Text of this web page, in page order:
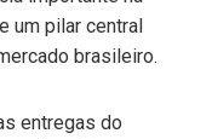
um pilar central
brasileiro.
entregas do